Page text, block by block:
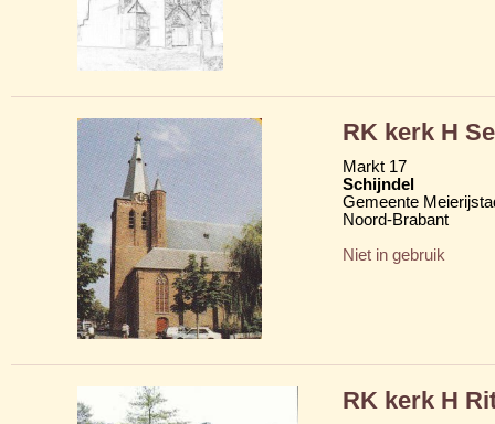
RK kerk H
Markt 17
Schijndel
Gemeente
Noord-Brabant
Niet in gebruik
RK kerk H